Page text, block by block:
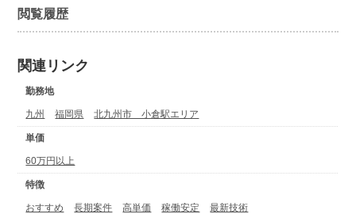
閲覧履歴
関連リンク
勤務地
九州 福岡県 北九州市 小倉駅エリア
単価
60万円以上
特徴
おすすめ 長期案件 高単価 稼働安定 最新技術